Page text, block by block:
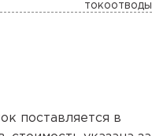
токоотводы
поставляется в